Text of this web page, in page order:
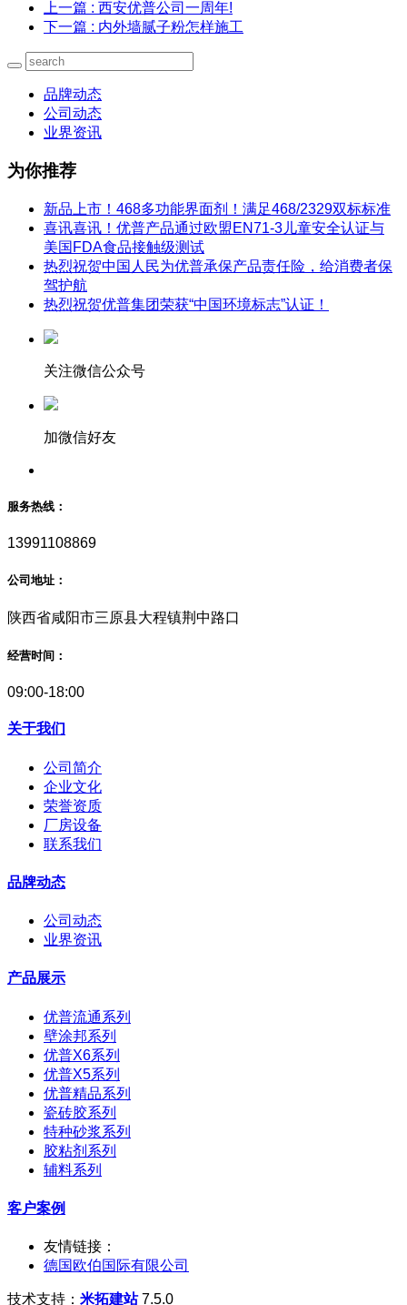
上一篇 : 西安优普公司一周年!
下一篇 : 内外墙腻子粉怎样施工
品牌动态
公司动态
业界资讯
为你推荐
新品上市！468多功能界面剂！满足468/2329双标标准
喜讯喜讯！优普产品通过欧盟EN71-3儿童安全认证与
美国FDA食品接触级测试
热烈祝贺中国人民为优普承保产品责任险，给消费者保
驾护航
热烈祝贺优普集团荣获“中国环境标志”认证！
关注微信公众号
加微信好友
服务热线：
13991108869
公司地址：
陕西省咸阳市三原县大程镇荆中路口
经营时间：
09:00-18:00
关于我们
公司简介
企业文化
荣誉资质
厂房设备
联系我们
品牌动态
公司动态
业界资讯
产品展示
优普流通系列
壁涂邦系列
优普X6系列
优普X5系列
优普精品系列
瓷砖胶系列
特种砂浆系列
胶粘剂系列
辅料系列
客户案例
友情链接：
德国欧伯国际有限公司
技术支持： 米拓建站7.5.0